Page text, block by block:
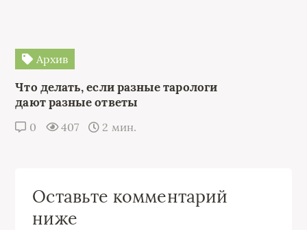
Архив
Что делать, если разные тарологи
дают разные ответы
0 407 2 мин.
Оставьте комментарий
ниже